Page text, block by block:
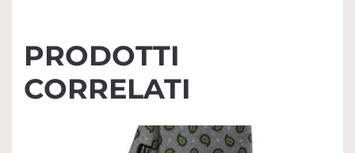
PRODOTTI
CORRELATI